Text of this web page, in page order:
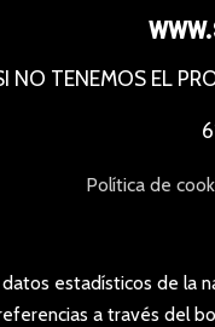
NO TENEMOS EL
Política de
estadísticos de la
a través del